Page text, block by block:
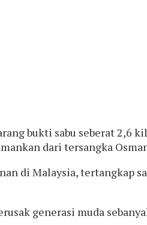
bukti sabu seberat 2,6
dari tersangka
di Malaysia, tertangkap
generasi muda